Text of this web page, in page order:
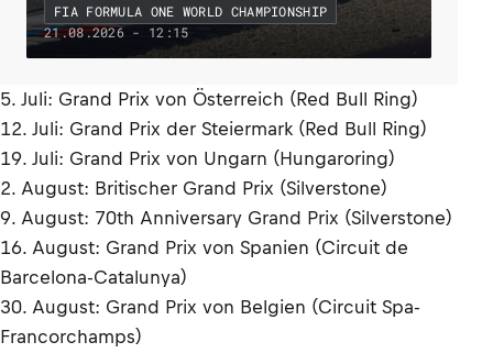
FIA FORMULA ONE WORLD CHAMPIONSHIP
21.08.2026 - 12:15
5. Juli: Grand Prix von Österreich (Red Bull Ring)
12. Juli: Grand Prix der Steiermark (Red Bull Ring)
19. Juli: Grand Prix von Ungarn (Hungaroring)
2. August: Britischer Grand Prix (Silverstone)
9. August: 70th Anniversary Grand Prix (Silverstone)
16. August: Grand Prix von Spanien (Circuit de
Barcelona-Catalunya)
30. August: Grand Prix von Belgien (Circuit Spa-
Francorchamps)